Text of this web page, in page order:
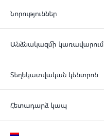
Նորություններ
Անձնակազմի կառավարում
Տեղեկատվական կենտրոն
Հետադարձ կապ